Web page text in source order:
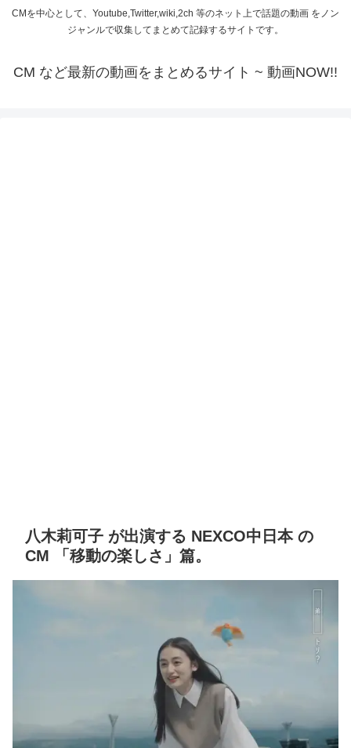
CMを中心として、Youtube,Twitter,wiki,2ch 等のネット上で話題の動画 をノン
ジャンルで収集してまとめて記録するサイトです。
CM など最新の動画をまとめるサイト ~ 動画NOW!!
八木莉可子 が出演する NEXCO中日本 の
CM 「移動の楽しさ」篇。